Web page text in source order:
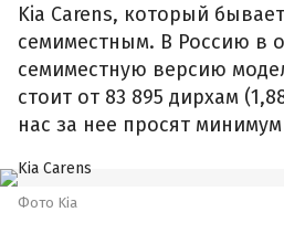
Kia Carens, который
семиместным. В Россию в
семиместную версию
стоит от 83 895 дирхам
нас за нее просят
Фото Kia